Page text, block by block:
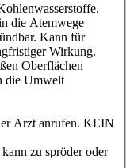
die Atemwege
Kann für
Wirkung.
Oberflächen
die Umwelt
Arzt anrufen. KEIN
zu spröder oder